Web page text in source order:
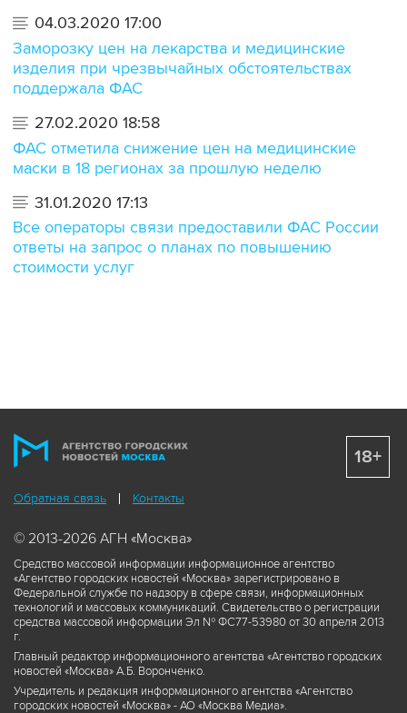
04.03.2020 17:00
Заморозку цен на лекарства и медицинские
изделия при чрезвычайных обстоятельствах
поддержала ФАС
27.02.2020 18:58
ФАС отметила снижение цен на медицинские
маски в 18 регионах за прошлую неделю
31.01.2020 17:13
Все операторы связи предоставили ФАС России
ответы на запрос о планах по повышению
стоимости услуг
Обратная связь Контакты
© 2013-2026 АГН «Москва»
Средство массовой информации информационное агентство
«Агентство городских новостей «Москва» зарегистрировано в
Федеральной службе по надзору в сфере связи, информационных
технологий и массовых коммуникаций. Свидетельство о регистрации
средства массовой информации Эл № ФС77-53980 от 30 апреля 2013
г.
Главный редактор информационного агентства «Агентство городских
новостей «Москва» А.Б. Воронченко.
Учредитель и редакция информационного агентства «Агентство
городских новостей «Москва» - АО «Москва Медиа».
18+